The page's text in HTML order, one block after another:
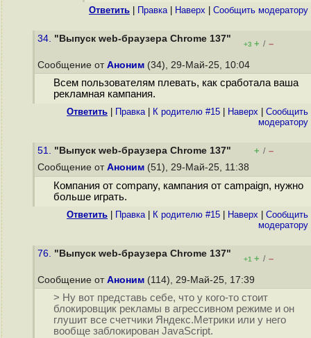
Ответить Правка| Наверх Cообщить модератору
34. "Выпуск web-браузера Chrome 137"
+3 + / –
Сообщение от Аноним (34), 29-Май-25, 10:04
Всем пользователям плевать, как сработала ваша
рекламная кампания.
Ответить Правка| К родителю #15 Наверх
Cообщить
модератору
51. "Выпуск web-браузера Chrome 137" + / –
Сообщение от Аноним (51), 29-Май-25, 11:38
Компания от company, кампания от campaign, нужно
больше играть.
Ответить Правка| К родителю #15 Наверх
Cообщить
модератору
76. "Выпуск web-браузера Chrome 137"
+1 + / –
Сообщение от Аноним (114), 29-Май-25, 17:39
> Ну вот представь себе, что у кого-то стоит
блокировщик рекламы в агрессивном режиме и он
глушит все счетчики Яндекс.Метрики или у него
вообще заблокирован JavaScript.